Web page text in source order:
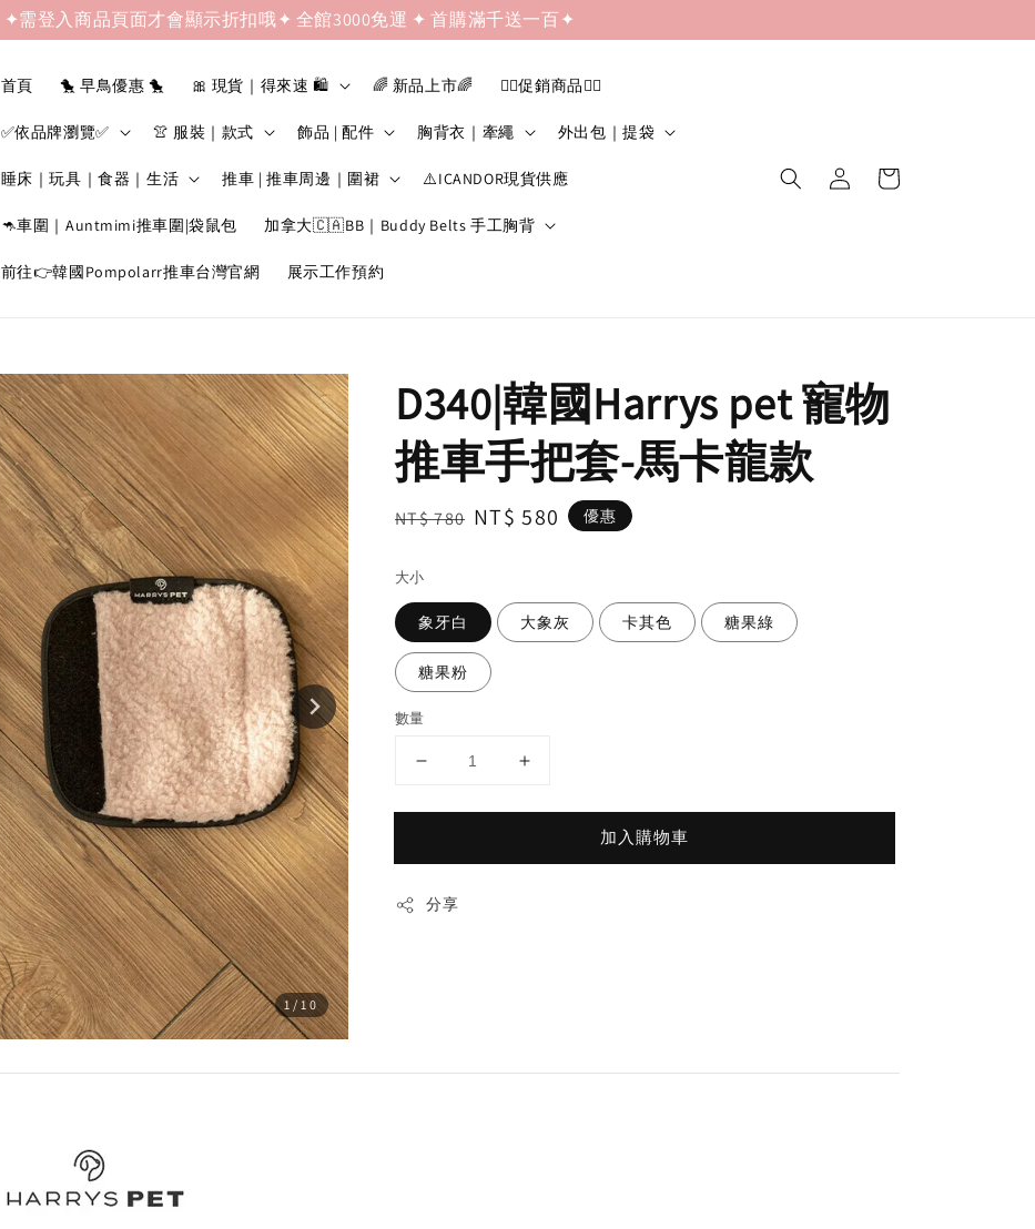
✦需登入商品頁面才會顯示折扣哦✦ 全館3000免運 ✦ 首購滿千送一百✦
首頁 🐤 早鳥優惠 🐤 🎀 現貨｜得來速 🛍️ 🌈 新品上市🌈 ❤️‍🔥促銷商品❤️‍🔥
✅依品牌瀏覽✅ 👚 服裝｜款式 飾品 | 配件 胸背衣｜牽繩 外出包｜提袋
睡床｜玩具｜食器｜生活 推車 | 推車周邊｜圍裙 ⚠️ICANDOR現貨供應
🦘車圍｜Auntmimi推車圍|袋鼠包 加拿大🇨🇦BB｜Buddy Belts 手工胸背
前往👉韓國Pompolarr推車台灣官網 展示工作預約
1 /10
D340|韓國Harrys pet 寵物
推車手把套-馬卡龍款
Regular
NT$ 780 Sale
NT$ 580 優惠
大小
象牙白 大象灰 卡其色 糖果綠
糖果粉
數量
加入購物車
分享